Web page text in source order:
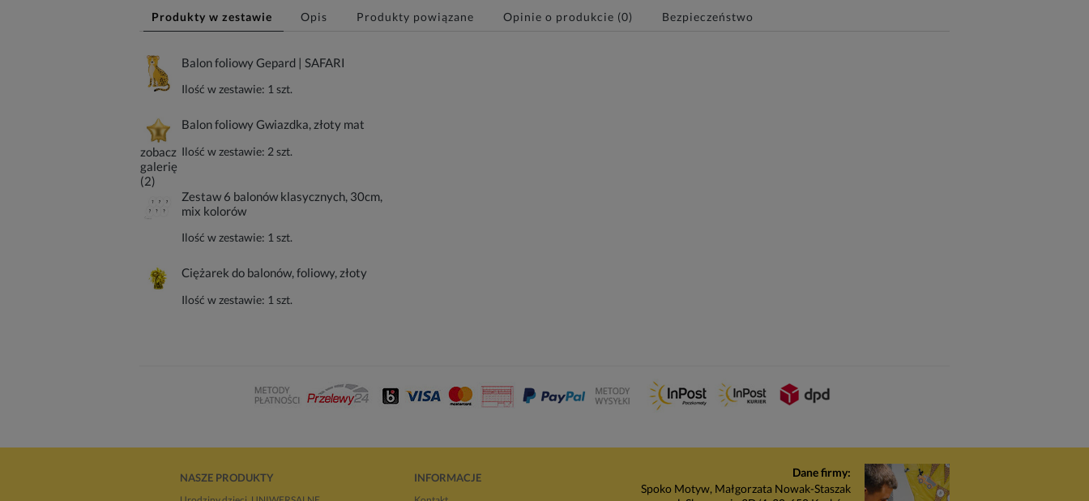
Produkty w zestawie Opis Produkty powiązane Opinie o produkcie (0) Bezpieczeństwo
Balon foliowy Gepard | SAFARI
Ilość w zestawie: 1 szt.
zobacz
galerię
(2)
Balon foliowy Gwiazdka, złoty mat
Ilość w zestawie: 2 szt.
Zestaw 6 balonów klasycznych, 30cm,
mix kolorów
Ilość w zestawie: 1 szt.
Ciężarek do balonów, foliowy, złoty
Ilość w zestawie: 1 szt.
NASZE PRODUKTY INFORMACJE
Dane firmy:
Spoko Motyw, Małgorzata Nowak-Staszak